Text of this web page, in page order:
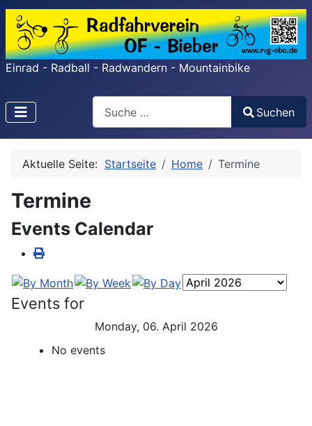
Einrad - Radball - Radwandern - Mountainbike
Search
Type 2 or more characters for results.
Suchen
Aktuelle Seite: Startseite Home Termine
Termine
Events Calendar
Events for
Monday, 06. April 2026
No events